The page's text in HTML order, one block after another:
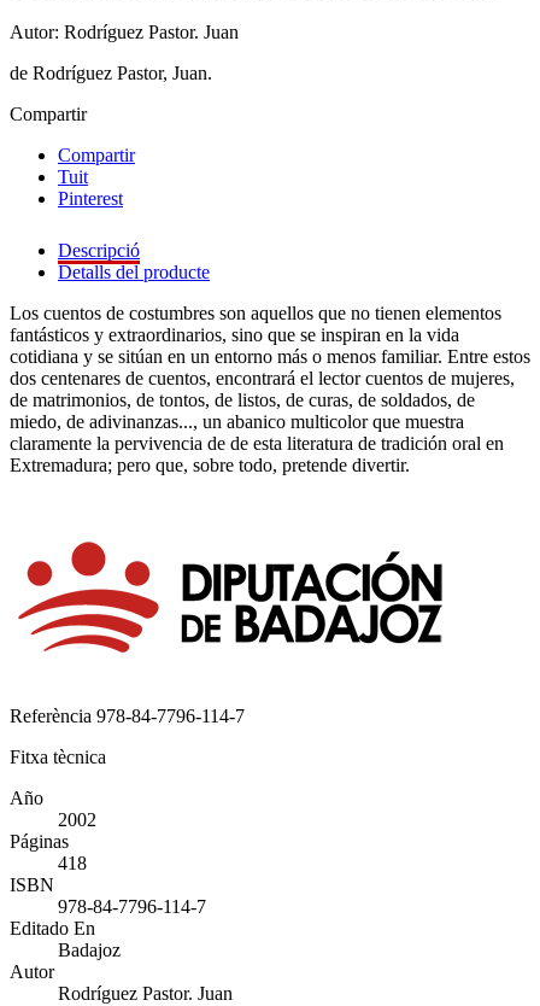
Autor: Rodríguez Pastor. Juan
de Rodríguez Pastor, Juan.
Compartir
Compartir
Tuit
Pinterest
Descripció
Detalls del producte
Los cuentos de costumbres son aquellos que no tienen elementos
fantásticos y extraordinarios, sino que se inspiran en la vida
cotidiana y se sitúan en un entorno más o menos familiar. Entre estos
dos centenares de cuentos, encontrará el lector cuentos de mujeres,
de matrimonios, de tontos, de listos, de curas, de soldados, de
miedo, de adivinanzas..., un abanico multicolor que muestra
claramente la pervivencia de de esta literatura de tradición oral en
Extremadura; pero que, sobre todo, pretende divertir.
Referència 978-84-7796-114-7
Fitxa tècnica
Año
2002
Páginas
418
ISBN
978-84-7796-114-7
Editado En
Badajoz
Autor
Rodríguez Pastor. Juan